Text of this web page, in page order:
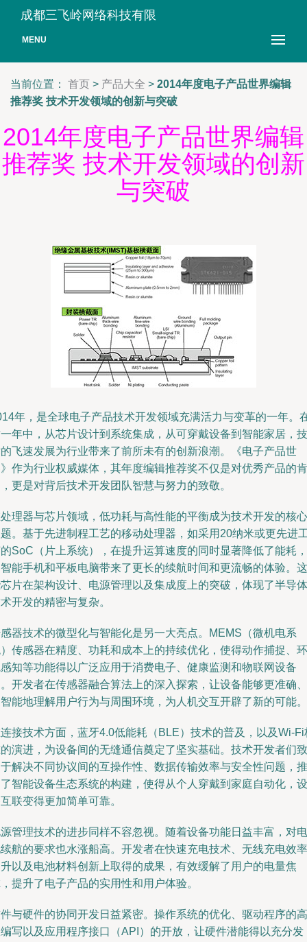
成都三飞岭网络科技有限
MENU
当前位置： 首页 > 产品大全 > 2014年度电子产品世界编辑
推荐奖 技术开发领域的创新与突破
2014年度电子产品世界编辑
推荐奖 技术开发领域的创新
与突破
年，是全球电子产品技术开发领域充满活力与变革的一年。
年中，从芯片设计到系统集成，从可穿戴设备到智能家居，技
飞速发展为行业带来了前所未有的创新浪潮。《电子产品世
作为行业权威媒体，其年度编辑推荐奖不仅是对优秀产品的肯
更是对背后技术开发团队智慧与努力的致敬。
理器与芯片领域，低功耗与高性能的平衡成为技术开发的核心
。基于先进制程工艺的移动处理器，如采用20纳米或更先进
SoC（片上系统），在提升运算速度的同时显著降低了能耗，
能手机和平板电脑带来了更长的续航时间和更流畅的体验。这
片在架构设计、电源管理以及集成度上的突破，体现了半导体
开发的精密与复杂。
器技术的微型化与智能化是另一大亮点。MEMS（微机电系
传感器在精度、功耗和成本上的持续优化，使得动作捕捉、环
知等功能得以广泛应用于消费电子、健康监测和物联网设备
开发者在传感器融合算法上的深入探索，让设备能够更准确、
能地理解用户行为与周围环境，为人机交互开辟了新的可能。
接技术方面，蓝牙4.0低能耗（BLE）技术的普及，以及Wi-Fi
演进，为设备间的无缝通信奠定了坚实基础。技术开发者们致
解决不同协议间的互操作性、数据传输效率与安全性问题，推
智能设备生态系统的构建，使得从个人穿戴到家庭自动化，设
联变得更加简单可靠。
管理技术的进步同样不容忽视。随着设备功能日益丰富，对电
航的要求也水涨船高。开发者在快速充电技术、无线充电效率
以及电池材料创新上取得的成果，有效缓解了用户的电量焦
提升了电子产品的实用性和用户体验。
与硬件的协同开发日益紧密。操作系统的优化、驱动程序的高
写以及应用程序接口（API）的开放，让硬件潜能得以充分发